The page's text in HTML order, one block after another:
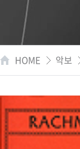
HOME 악보